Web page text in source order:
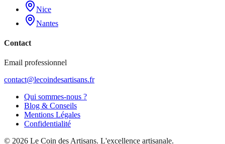
Nice
Nantes
Contact
Email professionnel
contact@lecoindesartisans.fr
Qui sommes-nous ?
Blog & Conseils
Mentions Légales
Confidentialité
© 2026 Le Coin des Artisans. L'excellence artisanale.